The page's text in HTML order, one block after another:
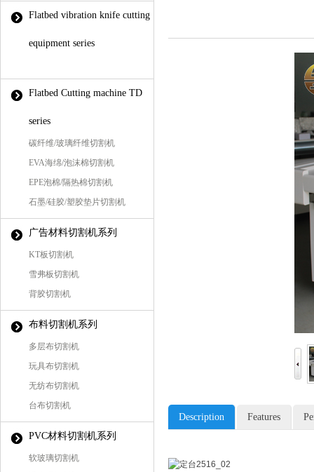
Flatbed vibration knife cutting
equipment series
Flatbed Cutting machine TD
series
碳纤维/玻璃纤维切割机
EVA海绵/泡沫棉切割机
EPE泡棉/隔热棉切割机
石墨/硅胶/塑胶垫片切割机
广告材料切割机系列
KT板切割机
雪弗板切割机
背胶切割机
布料切割机系列
多层布切割机
玩具布切割机
无纺布切割机
台布切割机
PVC材料切割机系列
软玻璃切割机
Description Features